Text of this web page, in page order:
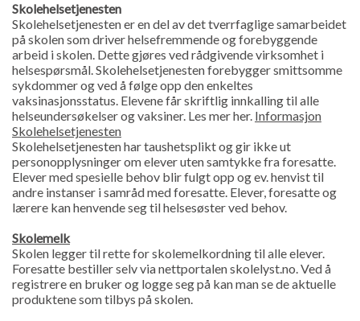
Skolehelsetjenesten
Skolehelsetjenesten er en del av det tverrfaglige samarbeidet
på skolen som driver helsefremmende og forebyggende
arbeid i skolen. Dette gjøres ved rådgivende virksomhet i
helsespørsmål. Skolehelsetjenesten forebygger smittsomme
sykdommer og ved å følge opp den enkeltes
vaksinasjonsstatus. Elevene får skriftlig innkalling til alle
helseundersøkelser og vaksiner. Les mer her. Informasjon
Skolehelsetjenesten
Skolehelsetjenesten har taushetsplikt og gir ikke ut
personopplysninger om elever uten samtykke fra foresatte.
Elever med spesielle behov blir fulgt opp og ev. henvist til
andre instanser i samråd med foresatte. Elever, foresatte og
lærere kan henvende seg til helsesøster ved behov.
Skolemelk
Skolen legger til rette for skolemelkordning til alle elever.
Foresatte bestiller selv via nettportalen skolelyst.no. Ved å
registrere en bruker og logge seg på kan man se de aktuelle
produktene som tilbys på skolen.